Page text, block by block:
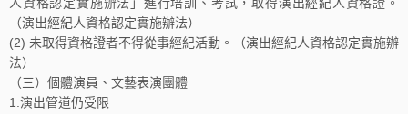
人資格認定實施辦法」進行培訓、考試，取得演出經紀人資格證。
（演出經紀人資格認定實施辦法）
(2) 未取得資格證者不得從事經紀活動。（演出經紀人資格認定實施辦
法）
（三）個體演員、文藝表演團體
1.演出管道仍受限